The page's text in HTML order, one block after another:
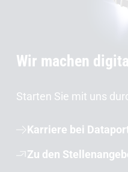
Wir machen
Starten Sie mit uns
Karriere bei
Zu den